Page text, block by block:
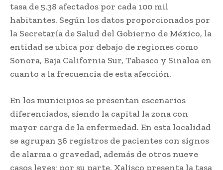
tasa de 5.38 afectados por cada 100 mil
habitantes. Según los datos proporcionados por
la Secretaría de Salud del Gobierno de México, la
entidad se ubica por debajo de regiones como
Sonora, Baja California Sur, Tabasco y Sinaloa en
cuanto a la frecuencia de esta afección.
En los municipios se presentan escenarios
diferenciados, siendo la capital la zona con
mayor carga de la enfermedad. En esta localidad
se agrupan 36 registros de pacientes con signos
de alarma o gravedad, además de otros nueve
casos leves; por su parte, Xalisco presenta la tasa